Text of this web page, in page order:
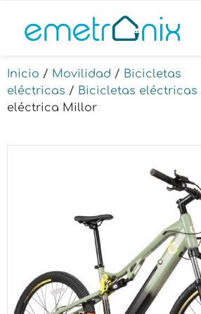
Inicio / Movilidad / Bicicletas
eléctricas / Bicicletas eléctricas
eléctrica Millor